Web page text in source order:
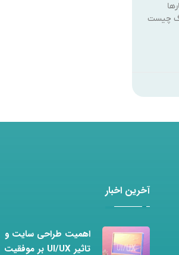
چیست
آخرین اخبار
اهمیت طراحی سایت و
تاثیر UI/UX بر موفقیت